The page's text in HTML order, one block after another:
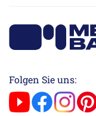
Folgen Sie uns: